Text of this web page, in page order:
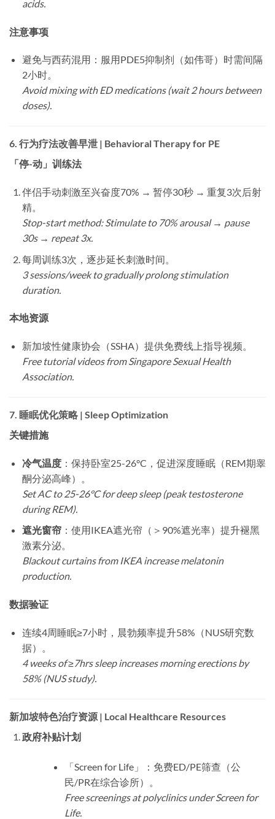
acids.
注意事项
避免与西药混用：服用PDE5抑制剂（如伟哥）时需间隔
2小时。
Avoid mixing with ED medications (wait 2 hours between
doses).
6. 行为疗法改善早泄 | Behavioral Therapy for PE
「停-动」训练法
伴侣手动刺激至兴奋度70% → 暂停30秒 → 重复3次后射
精。
Stop-start method: Stimulate to 70% arousal → pause
30s → repeat 3x.
每周训练3次，逐步延长刺激时间。
3 sessions/week to gradually prolong stimulation
duration.
本地资源
新加坡性健康协会（SSHA）提供免费线上指导视频。
Free tutorial videos from Singapore Sexual Health
Association.
7. 睡眠优化策略 | Sleep Optimization
关键措施
冷气温度：保持卧室25-26°C，促进深度睡眠（REM期睾
酮分泌高峰）。
Set AC to 25-26°C for deep sleep (peak testosterone
during REM).
遮光窗帘：使用IKEA遮光帘（＞90%遮光率）提升褪黑
激素分泌。
Blackout curtains from IKEA increase melatonin
production.
数据验证
连续4周睡眠≥7小时，晨勃频率提升58%（NUS研究数
据）。
4 weeks of ≥7hrs sleep increases morning erections by
58% (NUS study).
新加坡特色治疗资源 | Local Healthcare Resources
政府补贴计划
「Screen for Life」：免费ED/PE筛查（公
民/PR在综合诊所）。
Free screenings at polyclinics under Screen for
Life.